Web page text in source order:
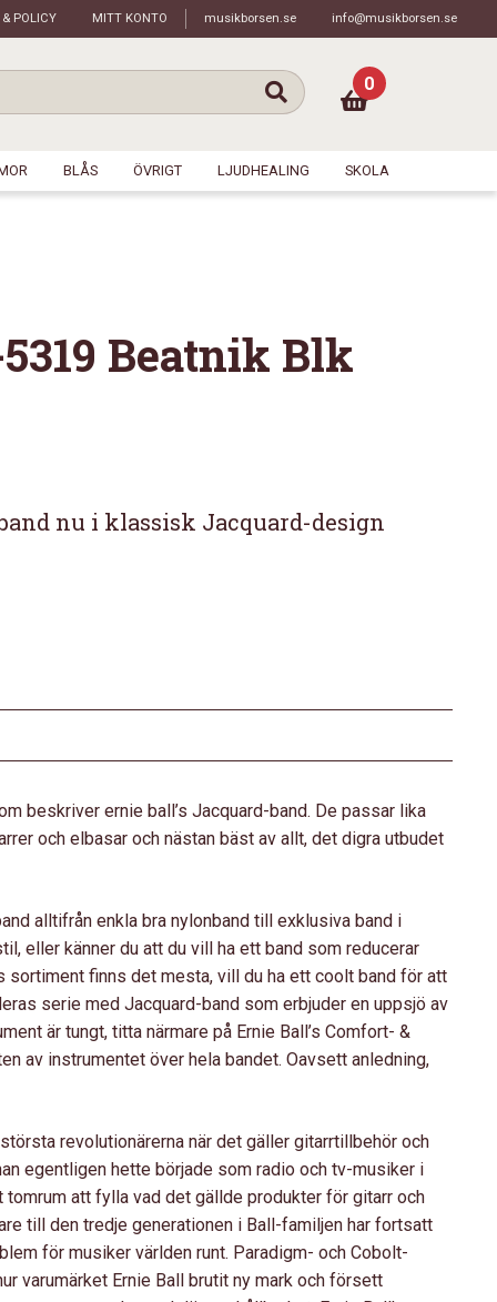
& POLICY MITT KONTO musikborsen.se info@musikborsen.se
0
BLÅS ÖVRIGT LJUDHEALING SKOLA
Beatnik Blk
nu i klassisk Jacquard-design
beskriver ernie ball’s Jacquard-band. De passar lika
och elbasar och nästan bäst av allt, det digra utbudet
alltifrån enkla bra nylonband till exklusiva band i
eller känner du att du vill ha ett band som reducerar
sortiment finns det mesta, vill du ha ett coolt band för att
serie med Jacquard-band som erbjuder en uppsjö av
är tungt, titta närmare på Ernie Ball’s Comfort- &
av instrumentet över hela bandet. Oavsett anledning,
revolutionärerna när det gäller gitarrtillbehör och
egentligen hette började som radio och tv-musiker i
att fylla vad det gällde produkter för gitarr och
till den tredje generationen i Ball-familjen har fortsatt
för musiker världen runt. Paradigm- och Cobolt-
varumärket Ernie Ball brutit ny mark och försett